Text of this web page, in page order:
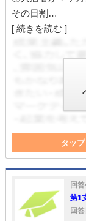
その日割…
[ 続きを読む ]
タッ
退去 不動産
回答
第1
回